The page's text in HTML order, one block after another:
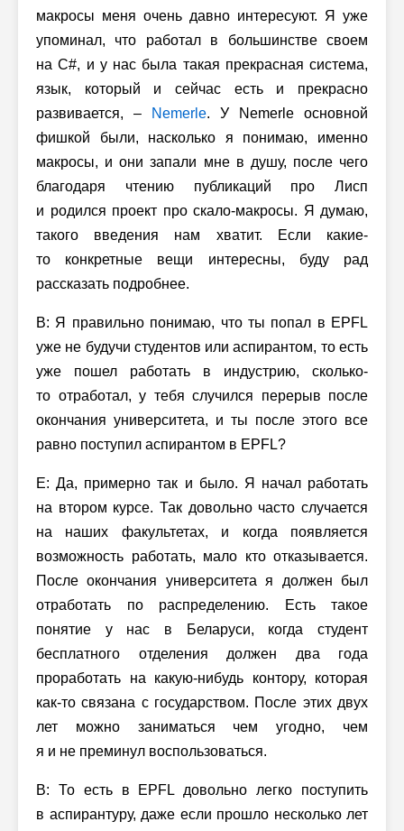
макросы меня очень давно интересуют. Я уже
упоминал, что работал в большинстве своем
на C#, и у нас была такая прекрасная система,
язык, который и сейчас есть и прекрасно
развивается, –
Nemerle. У Nemerle основной
фишкой были, насколько я понимаю, именно
макросы, и они запали мне в душу, после чего
благодаря чтению публикаций про Лисп
и родился проект про скало-макросы. Я думаю,
такого введения нам хватит. Если какие-
то конкретные вещи интересны, буду рад
рассказать подробнее.
В: Я правильно понимаю, что ты попал в EPFL
уже не будучи студентов или аспирантом, то есть
уже пошел работать в индустрию, сколько-
то отработал, у тебя случился перерыв после
окончания университета, и ты после этого все
равно поступил аспирантом в EPFL?
Е: Да, примерно так и было. Я начал работать
на втором курсе. Так довольно часто случается
на наших факультетах, и когда появляется
возможность работать, мало кто отказывается.
После окончания университета я должен был
отработать по распределению. Есть такое
понятие у нас в Беларуси, когда студент
бесплатного отделения должен два года
проработать на какую-нибудь контору, которая
как-то связана с государством. После этих двух
лет можно заниматься чем угодно, чем
я и не преминул воспользоваться.
В: То есть в EPFL довольно легко поступить
в аспирантуру, даже если прошло несколько лет